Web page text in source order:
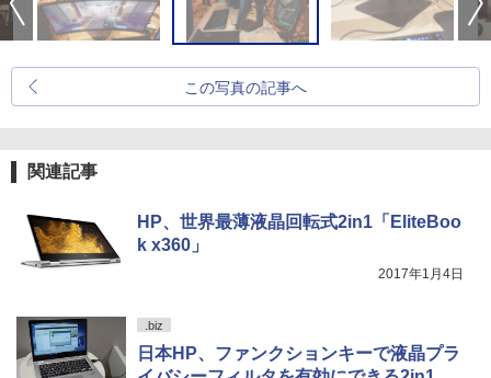
この写真の記事へ
関連記事
HP、世界最薄液晶回転式2in1「EliteBoo
k x360」
2017年1月4日
.biz
日本HP、ファンクションキーで液晶プラ